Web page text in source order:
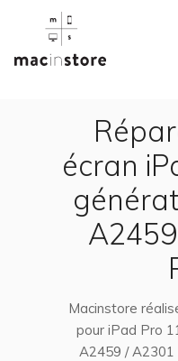
écran
Macinstore
pour iPad Pro
A2459 /